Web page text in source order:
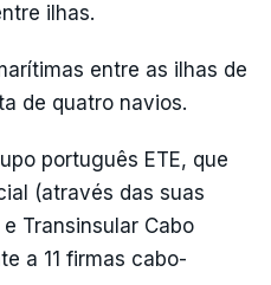
ilhas.
entre as ilhas de
de quatro navios.
português ETE, que
(através das suas
Transinsular Cabo
a 11 firmas cabo-